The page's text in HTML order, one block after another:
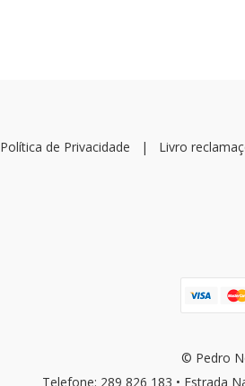
Política de Privacidade | Livro
© Pedro
Telefone: 289 826 183 • Estrada